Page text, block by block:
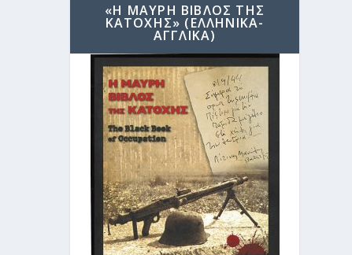
«Η ΜΑΥΡΗ ΒΙΒΛΟΣ ΤΗΣ
ΚΑΤΟΧΗΣ» (ΕΛΛΗΝΙΚΑ-
ΑΓΓΛΙΚΑ)